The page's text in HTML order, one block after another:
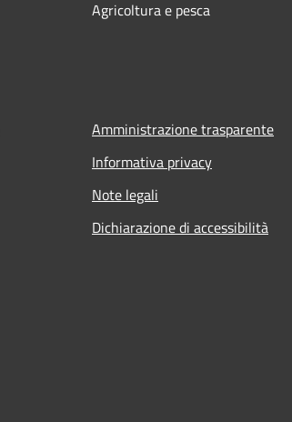
Agricoltura e pesca
Amministrazione trasparente
Informativa privacy
Note legali
Dichiarazione di accessibilità